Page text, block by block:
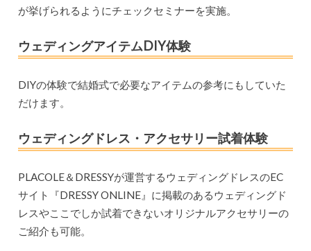
が挙げられるようにチェックセミナーを実施。
ウェディングアイテムDIY体験
DIYの体験で結婚式で必要なアイテムの参考にもしていた
だけます。
ウェディングドレス・アクセサリー試着体験
PLACOLE＆DRESSYが運営するウェディングドレスのEC
サイト『DRESSY ONLINE』に掲載のあるウェディングド
レスやここでしか試着できないオリジナルアクセサリーの
ご紹介も可能。